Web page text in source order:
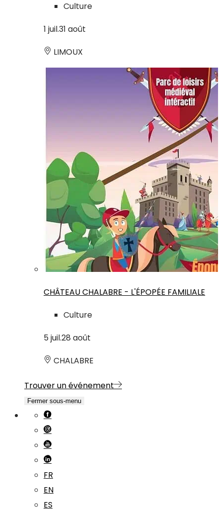
Culture
1 juil.31 août
LIMOUX
CHÂTEAU CHALABRE - L'ÉPOPÉE FAMILIALE
Culture
5 juil.28 août
CHALABRE
Trouver un événement
Fermer sous-menu
FR
EN
ES